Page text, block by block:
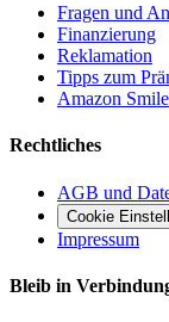
Fragen und
Finanzierung
Reklamation
Tipps zum
Amazon Smile
Rechtliches
AGB und
Cookie
Impressum
Bleib in